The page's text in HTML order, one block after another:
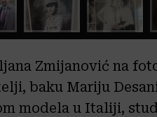
Zmijanović na
baku Mariju
modela u Italiji,